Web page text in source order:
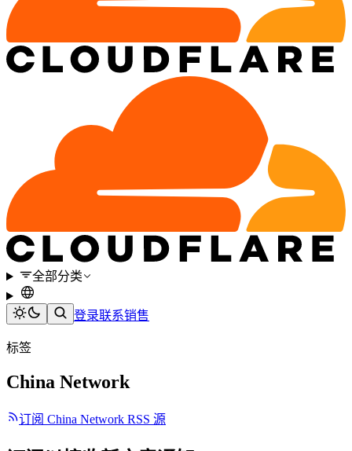
全部分类
登录联系销售
标签
China Network
订阅 China Network RSS 源